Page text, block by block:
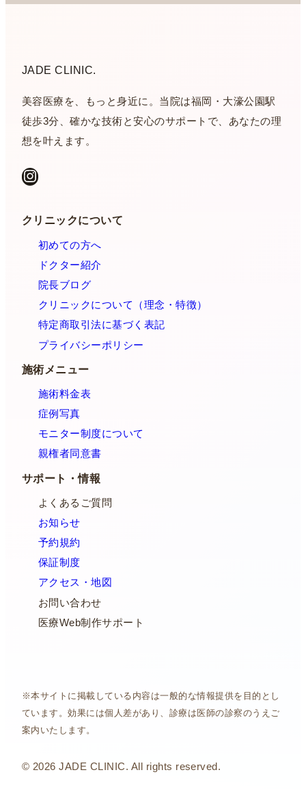
JADE CLINIC.
美容医療を、もっと身近に。当院は福岡・大濠公園駅
徒歩3分、確かな技術と安心のサポートで、あなたの理
想を叶えます。
Instagram
クリニックについて
初めての方へ
ドクター紹介
院長ブログ
クリニックについて（理念・特徴）
特定商取引法に基づく表記
プライバシーポリシー
施術メニュー
施術料金表
症例写真
モニター制度について
親権者同意書
サポート・情報
よくあるご質問
お知らせ
予約規約
保証制度
アクセス・地図
お問い合わせ
医療Web制作サポート
※本サイトに掲載している内容は一般的な情報提供を目的とし
ています。効果には個人差があり、診療は医師の診察のうえご
案内いたします。
© 2026 JADE CLINIC. All rights reserved.